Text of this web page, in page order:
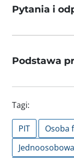
Pytania i
Podstawa
Tagi:
PIT
Osoba